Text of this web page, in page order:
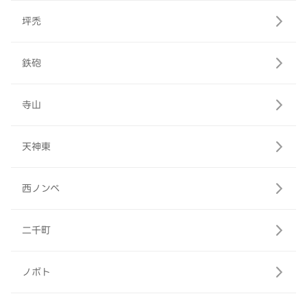
坪禿
鉄砲
寺山
天神東
西ノンベ
二千町
ノボト